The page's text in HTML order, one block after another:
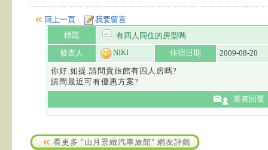
回上一頁
我要留言
標題
有四人同住的房型嗎
發表人
NIKI 住宿日期
2009-08-20
你好.如提.請問貴旅館有四人房嗎?
請問最近可有優惠方案?
業者回覆
看更多 "山月景緻汽車旅館" 網友評鑑